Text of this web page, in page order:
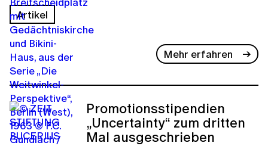
Artikel
Mehr erfahren
Promotionsstipendien
„Uncertainty“ zum dritten
Mal ausgeschrieben